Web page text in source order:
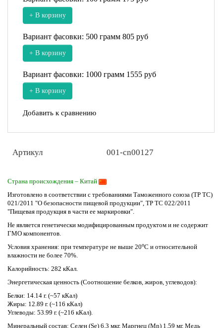
+ В корзину
Вариант фасовки: 500 грамм 805 руб
+ В корзину
Вариант фасовки: 1000 грамм 1555 руб
+ В корзину
Добавить к сравнению
Артикул 001-cn00127
Страна происхождения – Китай
Изготовлено в соответствии с требованиями Таможенного союза (ТР ТС)
021/2011 "О безопасности пищевой продукции", ТР ТС 022/2011
"Пищевая продукция в части ее маркировки".
Не является генетически модифицированным продуктом и не содержит
ГМО компонентов.
Условия хранения: при температуре не выше 20оС и относительной
влажности не более 70%.
Калорийность: 282 кКал.
Энергетическая ценность (Соотношение белков, жиров, углеводов):
Белки: 14.14 г. (~57 кКал)
Жиры: 12.89 г. (~116 кКал)
Углеводы: 53.99 г. (~216 кКал).
Минеральный состав: Селен (Se) 6.3 мкг, Маргнец (Mn) 1.59 мг, Медь